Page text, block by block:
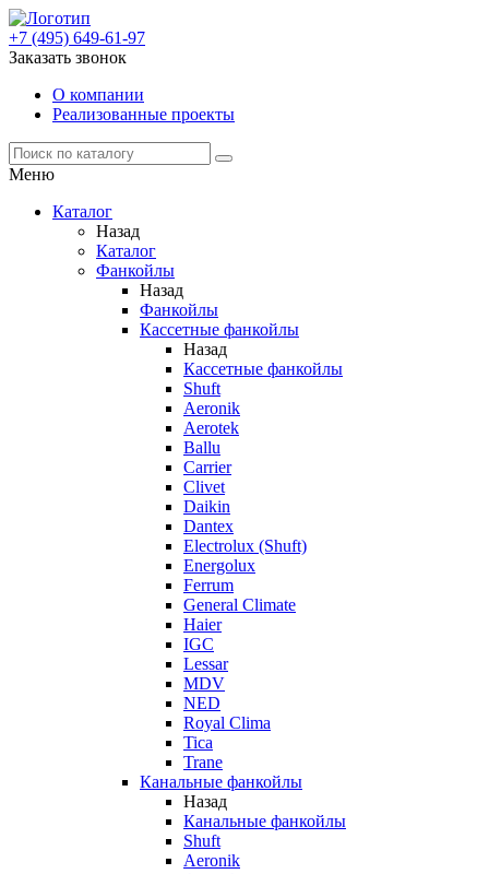
+7 (495) 649-61-97
Заказать звонок
О компании
Реализованные проекты
Меню
Каталог
Назад
Каталог
Фанкойлы
Назад
Фанкойлы
Кассетные фанкойлы
Назад
Кассетные фанкойлы
Shuft
Aeronik
Aerotek
Ballu
Carrier
Clivet
Daikin
Dantex
Electrolux (Shuft)
Energolux
Ferrum
General Climate
Haier
IGC
Lessar
MDV
NED
Royal Clima
Tica
Trane
Канальные фанкойлы
Назад
Канальные фанкойлы
Shuft
Aeronik